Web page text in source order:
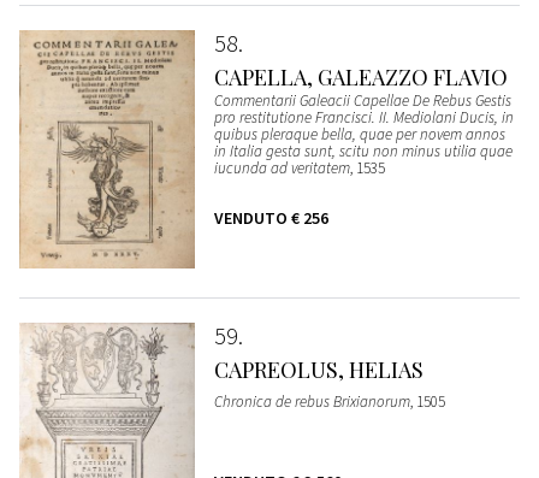
58
CAPELLA, GALEAZZO FLAVIO
Commentarii Galeacii Capellae De Rebus Gestis
pro restitutione Francisci. II. Mediolani Ducis, in
quibus pleraque bella, quae per novem annos
in Italia gesta sunt, scitu non minus utilia quae
iucunda ad veritatem, 1535
VENDUTO € 256
59
CAPREOLUS, HELIAS
Chronica de rebus Brixianorum, 1505